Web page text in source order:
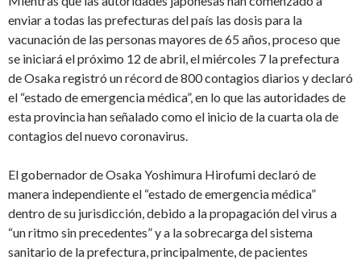
enviar a todas las prefecturas del país las dosis para la
vacunación de las personas mayores de 65 años, proceso que
se iniciará el próximo 12 de abril, el miércoles 7 la prefectura
de Osaka registró un récord de 800 contagios diarios y declaró
el “estado de emergencia médica”, en lo que las autoridades de
esta provincia han señalado como el inicio de la cuarta ola de
contagios del nuevo coronavirus.
El gobernador de Osaka Yoshimura Hirofumi declaró de
manera independiente el “estado de emergencia médica”
dentro de su jurisdicción, debido a la propagación del virus a
“un ritmo sin precedentes” y a la sobrecarga del sistema
sanitario de la prefectura, principalmente, de pacientes